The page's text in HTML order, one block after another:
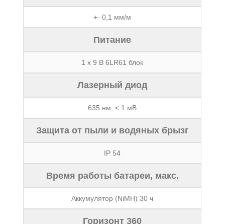
+- 0,1 мм/м
Питание
1 x 9 В 6LR61 блок
Лазерный диод
635 нм, < 1 мВ
Защита от пыли и водяных брызг
IP 54
Время работы батареи, макс.
Аккумулятор (NiMH) 30 ч
Горизонт 360